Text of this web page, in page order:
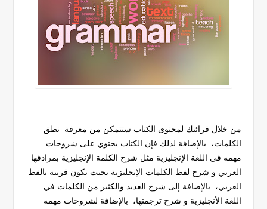
من خلال قرائتك لمحتوى الكتاب ستتمكن من معرفة نطق
الكلمات، بالإضافة لذلك فإن الكتاب يحتوي على شروحات
مهمه في اللغة الإنجليزية مثل شرح الكلمة الإنجليزية بمرادفها
العربي و شرح لفظ الكلمات الإنجليزية بحيث تكون قريبة بالفظ
العربي، بالإضافة إلى شرح العديد والكثير من الكلمات في
اللغة الأنجليزية و شرح ترجمتها، بالإضافة لشروحات مهمه